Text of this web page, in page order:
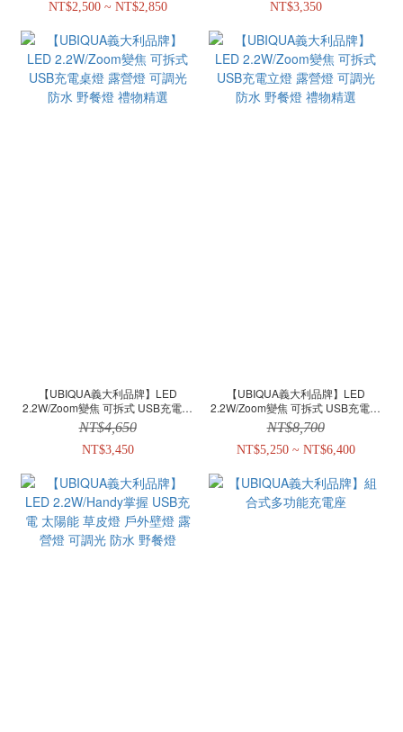
NT$2,500 ~ NT$2,850 NT$3,350
【UBIQUA義大利品牌】LED
2.2W/Zoom變焦 可拆式 USB充電桌
燈 露營燈 可調光 防水 野餐燈 禮物
精選
NT$4,650
NT$3,450
【UBIQUA義大利品牌】LED
2.2W/Zoom變焦 可拆式 USB充電立
燈 露營燈 可調光 防水 野餐燈 禮物
精選
NT$8,700
NT$5,250 ~ NT$6,400